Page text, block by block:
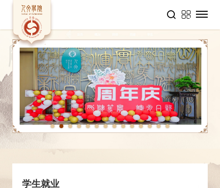
4 5 6 7 8 9 10 11 12 13 14
学生就业